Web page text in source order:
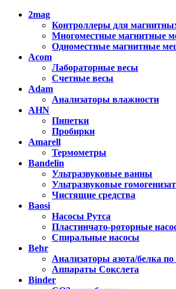
2mag
Контроллеры для
Многоместные магнитные
Одноместные магнитные
Acom
Лабораторные весы
Счетные весы
Adam
Анализаторы влажности
AHN
Пипетки
Пробирки
Amarell
Термометры
Bandelin
Ультразвуковые ванны
Ультразвуковые
Чистящие средства
Baosi
Насосы Рутса
Пластинчато-роторные
Спиральные насосы
Behr
Анализаторы азота/белка
Аппараты Сокслета
Binder